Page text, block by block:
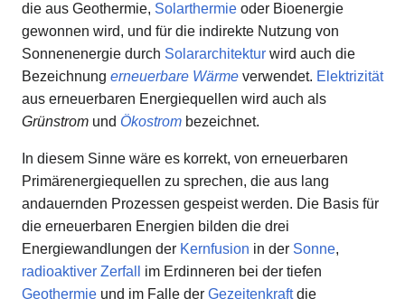
die aus Geothermie, Solarthermie oder Bioenergie
gewonnen wird, und für die indirekte Nutzung von
Sonnenenergie durch Solararchitektur wird auch die
Bezeichnung erneuerbare Wärme verwendet. Elektrizität
aus erneuerbaren Energiequellen wird auch als
Grünstrom und Ökostrom bezeichnet.
In diesem Sinne wäre es korrekt, von erneuerbaren
Primärenergiequellen zu sprechen, die aus lang
andauernden Prozessen gespeist werden. Die Basis für
die erneuerbaren Energien bilden die drei
Energiewandlungen der Kernfusion in der Sonne,
radioaktiver Zerfall
im Erdinneren bei der tiefen
Geothermie und im Falle der Gezeitenkraftdie